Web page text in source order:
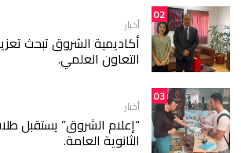
02
أخبار
أكاديمية الشروق تبحث
التعاون العلمي.
03
أخبار
“إعلام الشروق” يستقبل
الثانوية العامة.